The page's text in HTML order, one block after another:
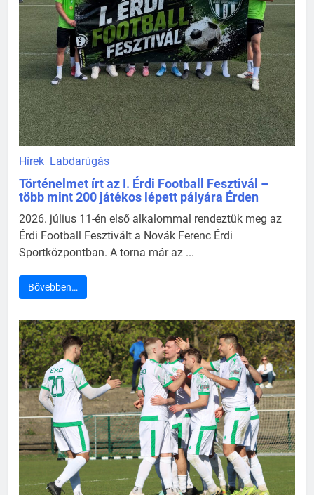
Hírek Labdarúgás
Történelmet írt az I. Érdi Football Fesztivál –
több mint 200 játékos lépett pályára Érden
2026. július 11-én első alkalommal rendeztük meg az
Érdi Football Fesztivált a Novák Ferenc Érdi
Sportközpontban. A torna már az ...
Bővebben…